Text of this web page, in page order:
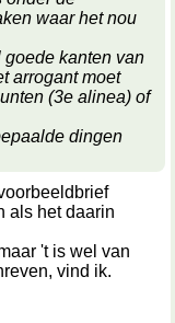
waar het nou
goede kanten van
arrogant moet
(3e alinea) of
dingen
als het daarin
't is wel van
vind ik.